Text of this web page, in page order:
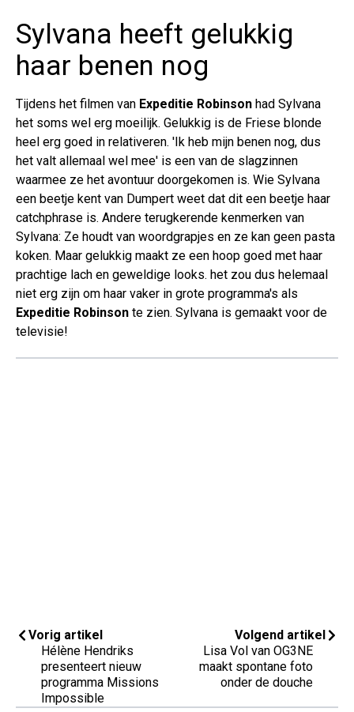
Sylvana heeft gelukkig
haar benen nog
Tijdens het filmen van Expeditie Robinson had Sylvana
het soms wel erg moeilijk. Gelukkig is de Friese blonde
heel erg goed in relativeren. 'Ik heb mijn benen nog, dus
het valt allemaal wel mee' is een van de slagzinnen
waarmee ze het avontuur doorgekomen is. Wie Sylvana
een beetje kent van Dumpert weet dat dit een beetje haar
catchphrase is. Andere terugkerende kenmerken van
Sylvana: Ze houdt van woordgrapjes en ze kan geen pasta
koken. Maar gelukkig maakt ze een hoop goed met haar
prachtige lach en geweldige looks. het zou dus helemaal
niet erg zijn om haar vaker in grote programma's als
Expeditie Robinson te zien. Sylvana is gemaakt voor de
televisie!
Vorig artikel
Hélène Hendriks
presenteert nieuw
programma Missions
Impossible
Volgend artikel
Lisa Vol van OG3NE
maakt spontane foto
onder de douche